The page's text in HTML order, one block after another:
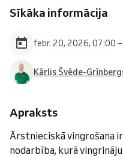
Sīkāka informācija
febr. 20, 2026, 07:00
Kārlis Švēde-
Apraksts
Ārstnieciskā vingrošana
nodarbība, kurā